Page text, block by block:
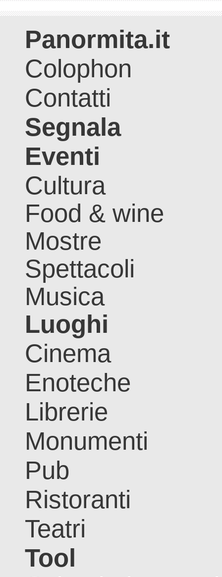
Panormita.it
Colophon
Contatti
Segnala
Eventi
Cultura
Food & wine
Mostre
Spettacoli
Musica
Luoghi
Cinema
Enoteche
Librerie
Monumenti
Pub
Ristoranti
Teatri
Tool